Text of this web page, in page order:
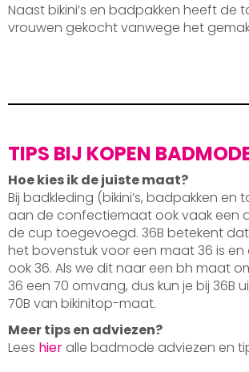
Naast bikini’s en badpakken heeft
vrouwen gekocht vanwege het
TIPS BIJ KOPEN
Hoe kies ik de juiste maat?
Bij badkleding (bikini’s, badpakken en
aan de confectiemaat ook vaak een
de cup toegevoegd. 36B betekent
het bovenstuk voor een maat 36 is
ook 36. Als we dit naar een bh maat
36 een 70 omvang, dus kun je bij 36B
70B van bikinitop-maat.
Meer tips en adviezen?
Lees hier alle badmode adviezen en